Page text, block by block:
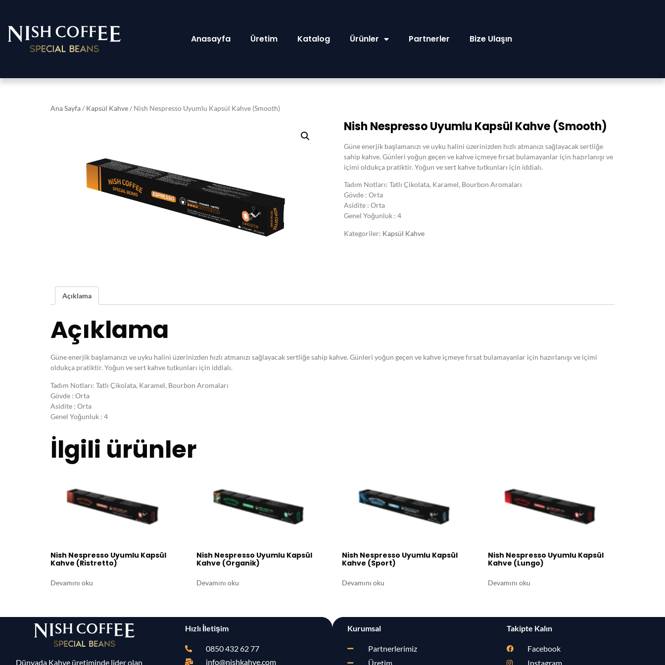
Anasayfa Üretim Katalog Ürünler Partnerler Bize Ulaşın
Ana Sayfa/ Kapsül Kahve/ Nish Nespresso Uyumlu Kapsül Kahve (Smooth)​
Nish Nespresso Uyumlu Kapsül Kahve (Smooth)​
Güne enerjik başlamanızı ve uyku halini üzerinizden hızlı atmanızı sağlayacak sertliğe
sahip kahve. Günleri yoğun geçen ve kahve içmeye fırsat bulamayanlar için hazırlanışı ve
içimi oldukça pratiktir. Yoğun ve sert kahve tutkunları için iddialı.
Tadım Notları: Tatlı Çikolata, Karamel, Bourbon Aromaları
Gövde : Orta
Asidite : Orta
Genel Yoğunluk : 4
Kategoriler: Kapsül Kahve
Açıklama
Açıklama
Güne enerjik başlamanızı ve uyku halini üzerinizden hızlı atmanızı sağlayacak sertliğe sahip kahve. Günleri yoğun geçen ve kahve içmeye fırsat bulamayanlar için hazırlanışı ve içimi
oldukça pratiktir. Yoğun ve sert kahve tutkunları için iddialı.
Tadım Notları: Tatlı Çikolata, Karamel, Bourbon Aromaları
Gövde : Orta
Asidite : Orta
Genel Yoğunluk : 4
İlgili ürünler
Nish Nespresso Uyumlu Kapsül
Kahve (Ristretto)
Devamını oku
Nish Nespresso Uyumlu Kapsül
Kahve (Organik)​
Devamını oku
Nish Nespresso Uyumlu Kapsül
Kahve (Sport)​
Devamını oku
Nish Nespresso Uyumlu Kapsül
Kahve (Lungo)​
Devamını oku
Dünyada Kahve üretiminde lider olan
Hızlı İletişim
0850 432 62 77
info@nishkahve.com
Kurumsal
Partnerlerimiz
Üretim
Takipte Kalın
Facebook
Instagram